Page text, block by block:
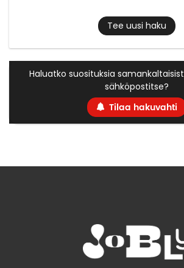
Tee uusi haku
Haluatko suosituksia
sähköpostitse?
Tilaa hakuvahti